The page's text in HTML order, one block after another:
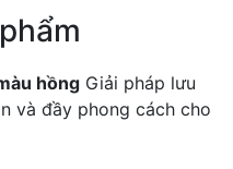
hồng Giải pháp lưu
và đầy phong cách cho